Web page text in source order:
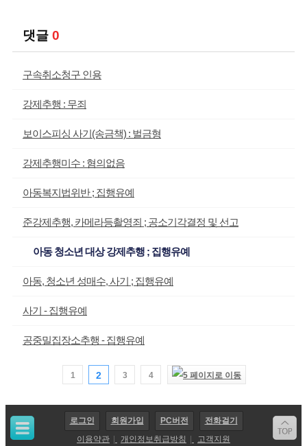
댓글 0
구속취소청구 인용
강제추행 : 무죄
보이스피싱 사기(송금책) : 벌금형
강제추행미수 : 혐의없음
아동복지법위반 ; 집행유예
준강제추행, 카메라등촬영죄 ; 공소기각결정 및 선고
아동 청소년 대상 강제추행 ; 집행유예
아동, 청소년 성매수, 사기 ; 집행유예
사기 - 집행유예
공중밀집장소추행 - 집행유예
1 2 3 4
로그인 회원가입 PC버전
전화걸기
이용약관 | 개인정보취급방침 |
고객지원